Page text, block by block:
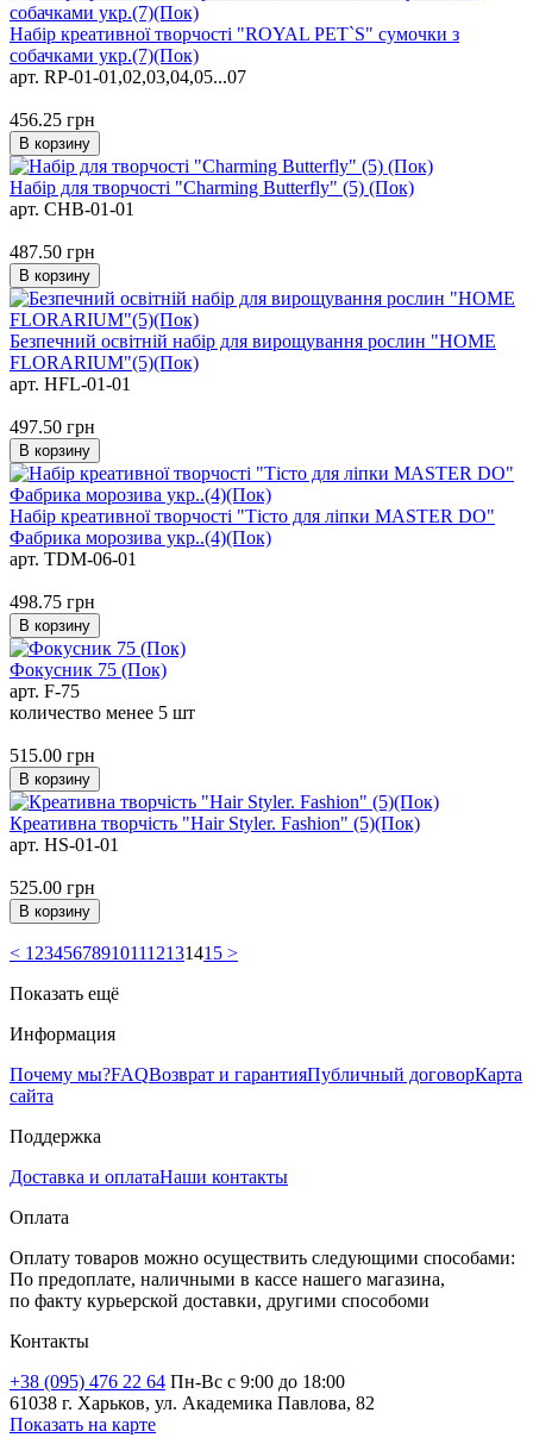
Набір креативної творчості "ROYAL PET`S" сумочки з
собачками укр.(7)(Пок)
арт. RP-01-01,02,03,04,05...07
456.25 грн
В корзину
Набір для творчості "Charming Butterfly" (5) (Пок)
арт. CHB-01-01
487.50 грн
В корзину
Безпечний освітній набір для вирощування рослин "HOME
FLORARIUM"(5)(Пок)
арт. HFL-01-01
497.50 грн
В корзину
Набір креативної творчості "Тісто для ліпки MASTER DO"
Фабрика морозива укр..(4)(Пок)
арт. TDM-06-01
498.75 грн
В корзину
Фокусник 75 (Пок)
арт. F-75
количество менее 5 шт
515.00 грн
В корзину
Креативна творчість "Hair Styler. Fashion" (5)(Пок)
арт. HS-01-01
525.00 грн
В корзину
< 1 23456789101112131415 >
Показать ещё
Информация
Почему мы?FAQВозврат и гарантияПубличный договорКарта
сайта
Поддержка
Доставка и оплатаНаши контакты
Оплата
Оплату товаров можно осуществить следующими способами:
По предоплате, наличными в кассе нашего магазина,
по факту курьерской доставки, другими способоми
Контакты
+38 (095) 476 22 64 Пн-Вс с 9:00 до 18:00
61038 г. Харьков, ул. Академика Павлова, 82
Показать на карте